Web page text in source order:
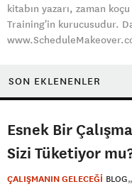
kitabın yazarı, zaman
Training'in kurucusudur.
SON EKLENENLER
Esnek Bir
Sizi Tüketiyor
ÇALIŞMANIN GELECEĞİ BLOG